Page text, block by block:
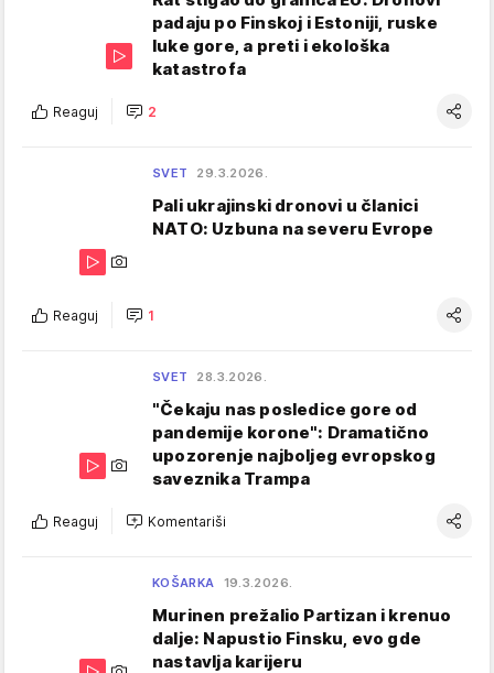
padaju po Finskoj i Estoniji, ruske
luke gore, a preti i ekološka
katastrofa
Reaguj 2
SVET 29.3.2026.
Pali ukrajinski dronovi u članici
NATO: Uzbuna na severu Evrope
Reaguj 1
SVET 28.3.2026.
"Čekaju nas posledice gore od
pandemije korone": Dramatično
upozorenje najboljeg evropskog
saveznika Trampa
Reaguj Komentariši
KOŠARKA 19.3.2026.
Murinen prežalio Partizan i krenuo
dalje: Napustio Finsku, evo gde
nastavlja karijeru